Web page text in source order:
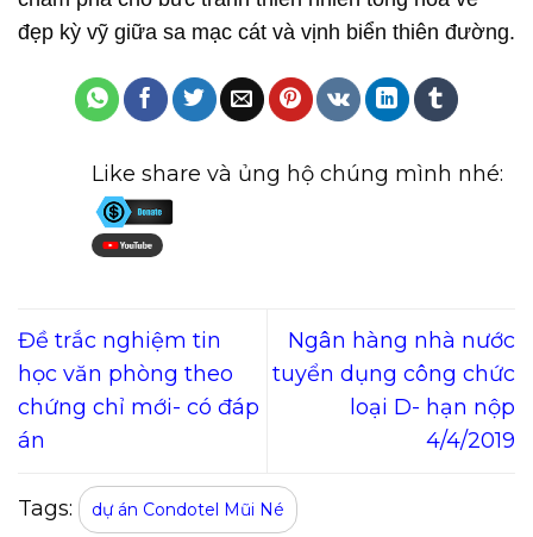
đẹp kỳ vỹ giữa sa mạc cát và vịnh biển thiên đường.
Like share và ủng hộ chúng mình nhé:
Đề trắc nghiệm tin
học văn phòng theo
chứng chỉ mới- có đáp
án
Ngân hàng nhà nước
tuyển dụng công chức
loại D- hạn nộp
4/4/2019
Tags: dự án Condotel Mũi Né